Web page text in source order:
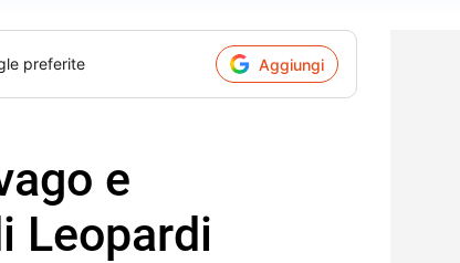
preferite Aggiungi
e
Leopardi